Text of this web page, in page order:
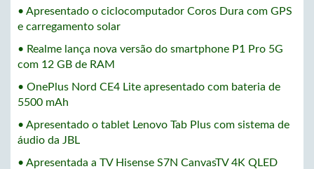
• Apresentado o ciclocomputador Coros Dura com GPS
e carregamento solar
• Realme lança nova versão do smartphone P1 Pro 5G
com 12 GB de RAM
• OnePlus Nord CE4 Lite apresentado com bateria de
5500 mAh
• Apresentado o tablet Lenovo Tab Plus com sistema de
áudio da JBL
• Apresentada a TV Hisense S7N CanvasTV 4K QLED